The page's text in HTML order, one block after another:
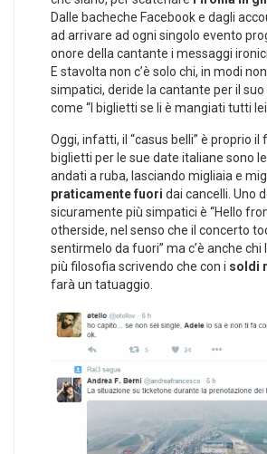
Dalle bacheche Facebook e dagli
ad arrivare ad ogni singolo evento
onore della cantante i messaggi
E stavolta non c’è solo chi, in modi
simpatici, deride la cantante per il
come “I biglietti se li è mangiati tutti
Oggi, infatti, il “casus belli” è proprio il
biglietti per le sue date italiane sono
andati a ruba, lasciando migliaia e
praticamente fuori dai cancelli. Uno
sicuramente più simpatici è “Hello
otherside, nel senso che il concerto
sentirmelo da fuori” ma c’è anche chi
più filosofia scrivendo che con i soldi
farà un tatuaggio.